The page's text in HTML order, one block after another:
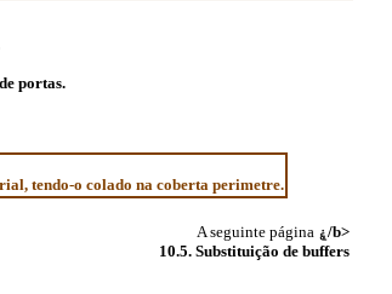
portas.
tendo-o colado na coberta perimetre.
A seguinte página
ۼ/b>
10.5. Substituição de buffers